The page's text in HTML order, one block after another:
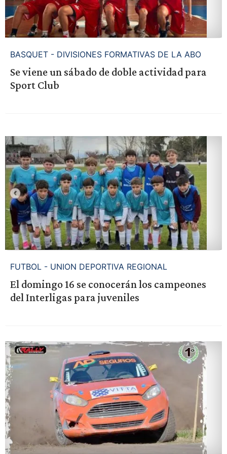
BASQUET - DIVISIONES FORMATIVAS DE LA ABO
Se viene un sábado de doble actividad para
Sport Club
FUTBOL - UNION DEPORTIVA REGIONAL
El domingo 16 se conocerán los campeones
del Interligas para juveniles